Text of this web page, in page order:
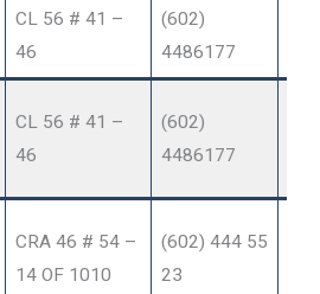
CL 56 # 41 –
46
(602)
4486177
CL 56 # 41 –
46
(602)
4486177
CRA 46 # 54 –
14 OF 1010
(602) 444 55
23